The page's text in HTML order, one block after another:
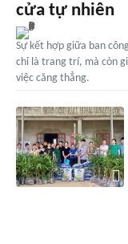
cửa tự nhiên
Sự kết hợp giữa ban
chỉ là trang trí, mà còn
việc căng thẳng.